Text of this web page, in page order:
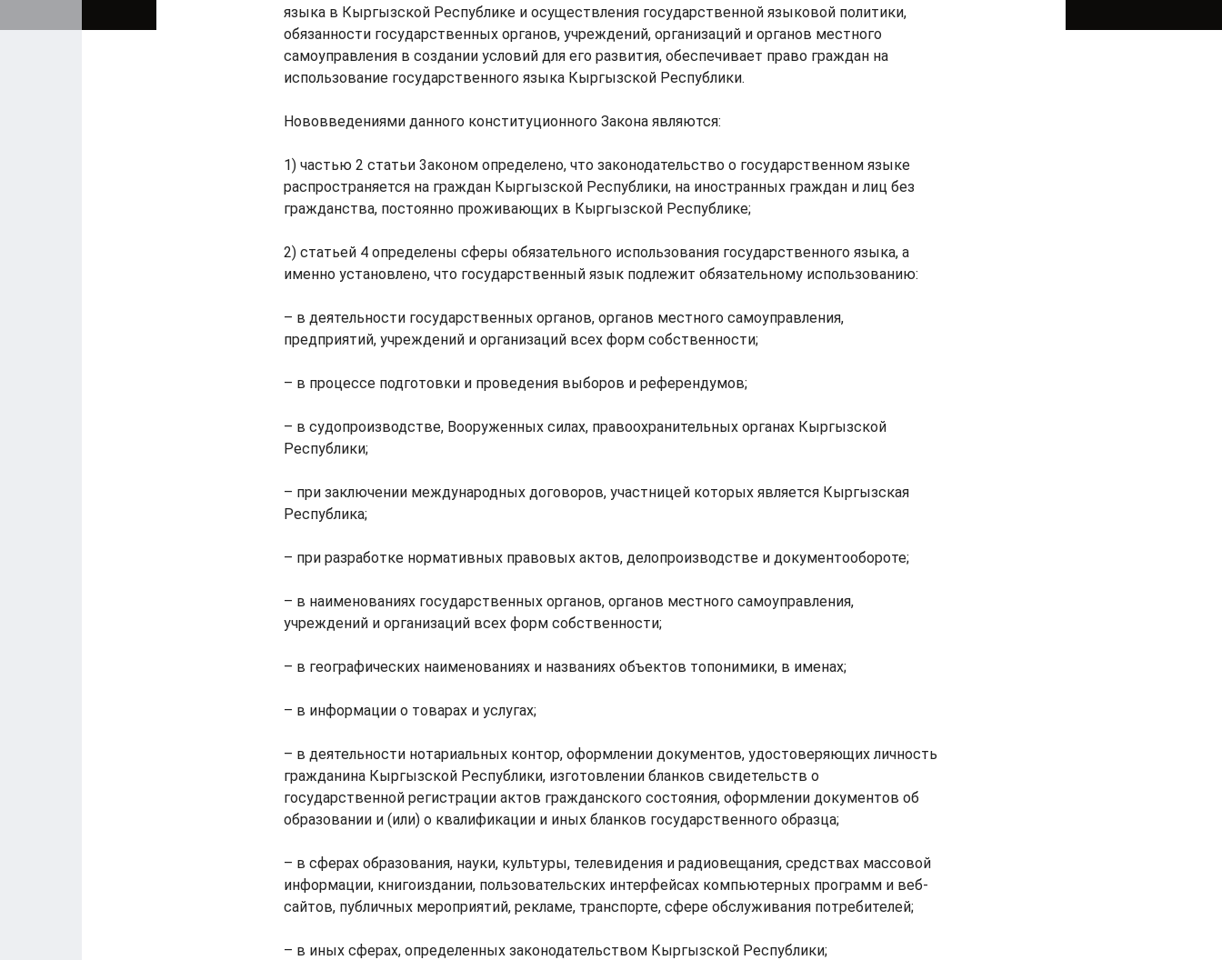
языка в Кыргызской Республике и осуществления государственной языковой политики,
обязанности государственных органов, учреждений, организаций и органов местного
самоуправления в создании условий для его развития, обеспечивает право граждан на
использование государственного языка Кыргызской Республики.
Нововведениями данного конституционного Закона являются:
1) частью 2 статьи 3аконом определено, что законодательство о государственном языке
распространяется на граждан Кыргызской Республики, на иностранных граждан и лиц без
гражданства, постоянно проживающих в Кыргызской Республике;
2) статьей 4 определены сферы обязательного использования государственного языка, а
именно установлено, что государственный язык подлежит обязательному использованию:
– в деятельности государственных органов, органов местного самоуправления,
предприятий, учреждений и организаций всех форм собственности;
– в процессе подготовки и проведения выборов и референдумов;
– в судопроизводстве, Вооруженных силах, правоохранительных органах Кыргызской
Республики;
– при заключении международных договоров, участницей которых является Кыргызская
Республика;
– при разработке нормативных правовых актов, делопроизводстве и документообороте;
– в наименованиях государственных органов, органов местного самоуправления,
учреждений и организаций всех форм собственности;
– в географических наименованиях и названиях объектов топонимики, в именах;
– в информации о товарах и услугах;
– в деятельности нотариальных контор, оформлении документов, удостоверяющих личность
гражданина Кыргызской Республики, изготовлении бланков свидетельств о
государственной регистрации актов гражданского состояния, оформлении документов об
образовании и (или) о квалификации и иных бланков государственного образца;
– в сферах образования, науки, культуры, телевидения и радиовещания, средствах массовой
информации, книгоиздании, пользовательских интерфейсах компьютерных программ и веб-
сайтов, публичных мероприятий, рекламе, транспорте, сфере обслуживания потребителей;
– в иных сферах, определенных законодательством Кыргызской Республики;